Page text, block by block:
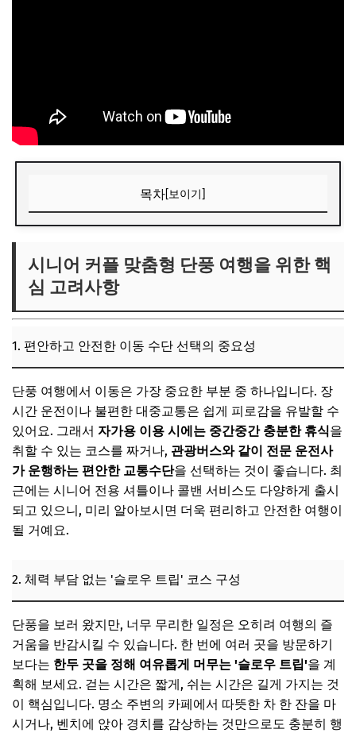
목차[보이기]
1. 편안하고 안전한 이동 수단 선택의 중요성
2. 체력 부담 없는 '슬로우 트립' 코스 구성
3. 숙소 선택 시 편의시설(엘리베이터, 온돌 등) 확인
4. 돌발 상황에 대비한 건강 관리 및 응급약 준비
📌 지금 뜨는 꿀정보! 놓치지 마세요
추가할인 코드 WRVE6
추억 쌓기 좋은! 시니어 커플 맞춤형 단풍 여행 테마 5가지
1. 온천욕과 단풍을 동시에 즐기는 힐링 여행
2. 편안한 드라이브로 감상하는 파노라마 단풍길
4. 아름다운 수목원에서 여유롭게 즐기는 피크닉 단풍
📌 지금 뜨는 꿀정보! 놓치지 마세요
성공적인 시니어 커플 단풍 여행을 위한 실용적인 팁
📌 지금 뜨는 꿀정보! 놓치지 마세요
추가할인 코드 WRVE6
자주 묻는 질문
시니어 커플 맞춤형 단풍 여행을 위한 핵
심 고려사항
1. 편안하고 안전한 이동 수단 선택의 중요성
단풍 여행에서 이동은 가장 중요한 부분 중 하나입니다. 장
시간 운전이나 불편한 대중교통은 쉽게 피로감을 유발할 수
있어요. 그래서 자가용 이용 시에는 중간중간 충분한 휴식을
취할 수 있는 코스를 짜거나, 관광버스와 같이 전문 운전사
가 운행하는 편안한 교통수단을 선택하는 것이 좋습니다. 최
근에는 시니어 전용 셔틀이나 콜밴 서비스도 다양하게 출시
되고 있으니, 미리 알아보시면 더욱 편리하고 안전한 여행이
될 거예요.
2. 체력 부담 없는 '슬로우 트립' 코스 구성
단풍을 보러 왔지만, 너무 무리한 일정은 오히려 여행의 즐
거움을 반감시킬 수 있습니다. 한 번에 여러 곳을 방문하기
보다는 한두 곳을 정해 여유롭게 머무는 '슬로우 트립'을 계
획해 보세요. 걷는 시간은 짧게, 쉬는 시간은 길게 가지는 것
이 핵심입니다. 명소 주변의 카페에서 따뜻한 차 한 잔을 마
시거나, 벤치에 앉아 경치를 감상하는 것만으로도 충분히 행